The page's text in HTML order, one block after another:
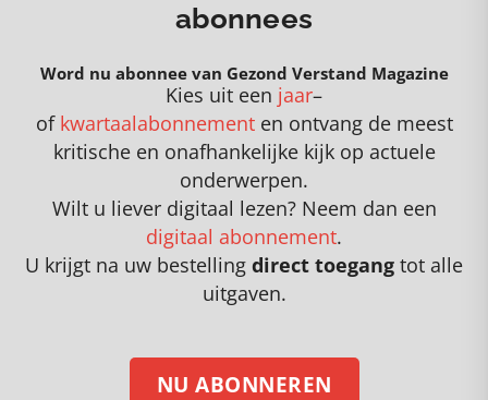
abonnees
Word nu abonnee van Gezond Verstand Magazine
Kies uit een jaar–
of kwartaalabonnementen ontvang de meest
kritische en onafhankelijke kijk op actuele
onderwerpen.
Wilt u liever digitaal lezen? Neem dan een
digitaal abonnement.
U krijgt na uw bestelling direct toegang tot alle
uitgaven.
NU ABONNEREN